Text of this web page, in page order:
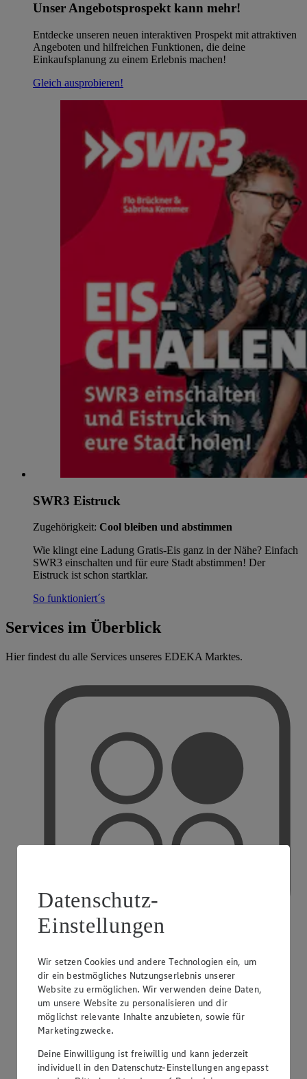
Unser Angebotsprospekt kann mehr!
Entdecke unseren neuen interaktiven Prospekt mit attraktiven
Angeboten und hilfreichen Funktionen, die deine
Einkaufsplanung zu einem Erlebnis machen!
Gleich ausprobieren!
SWR3 Eistruck
Zugehörigkeit: Cool bleiben und abstimmen
Wie klingt eine Ladung Gratis-Eis ganz in der Nähe? Einfach
SWR3 einschalten und für eure Stadt abstimmen! Der
Eistruck ist schon startklar.
So funktioniert´s
Services im Überblick
Hier findest du alle Services unseres EDEKA Marktes.
PAYBACK
Datenschutz-
Einstellungen
Wir setzen Cookies und andere Technologien ein, um
dir ein bestmögliches Nutzungserlebnis unserer
Website zu ermöglichen. Wir verwenden deine Daten,
um unsere Website zu personalisieren und dir
möglichst relevante Inhalte anzubieten, sowie für
Marketingzwecke.
Deine Einwilligung ist freiwillig und kann jederzeit
individuell in den Datenschutz-Einstellungen angepasst